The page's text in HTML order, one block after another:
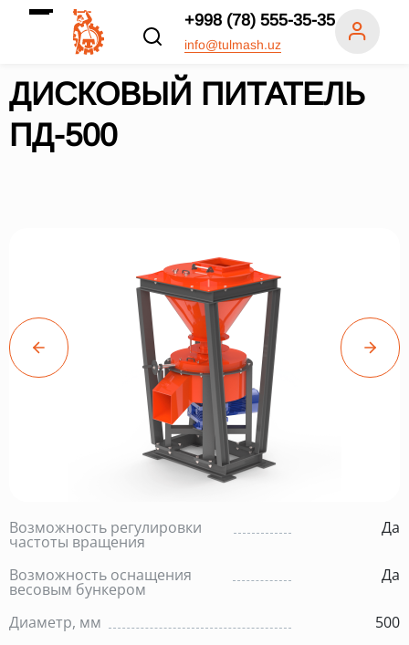
+998 (78) 555-35-35
info@tulmash.uz
ДИСКОВЫЙ ПИТАТЕЛЬ
ПД-500
Возможность регулировки
частоты вращения
Да
Возможность оснащения
весовым бункером
Да
Диаметр, мм
500